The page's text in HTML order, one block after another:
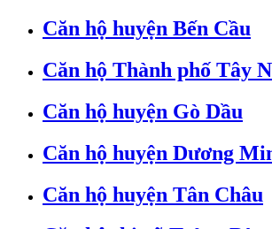
Căn hộ huyện Bến Cầu
Căn hộ Thành phố Tây
Căn hộ huyện Gò Dầu
Căn hộ huyện Dương
Căn hộ huyện Tân Châu